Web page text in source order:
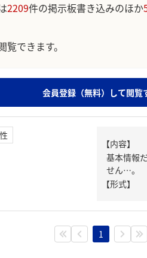
2209件の掲示板書き込みのほか
覧できます。
会員登録（無料）して閲覧
【内容】
基本情報
せん…。
【形式】
1